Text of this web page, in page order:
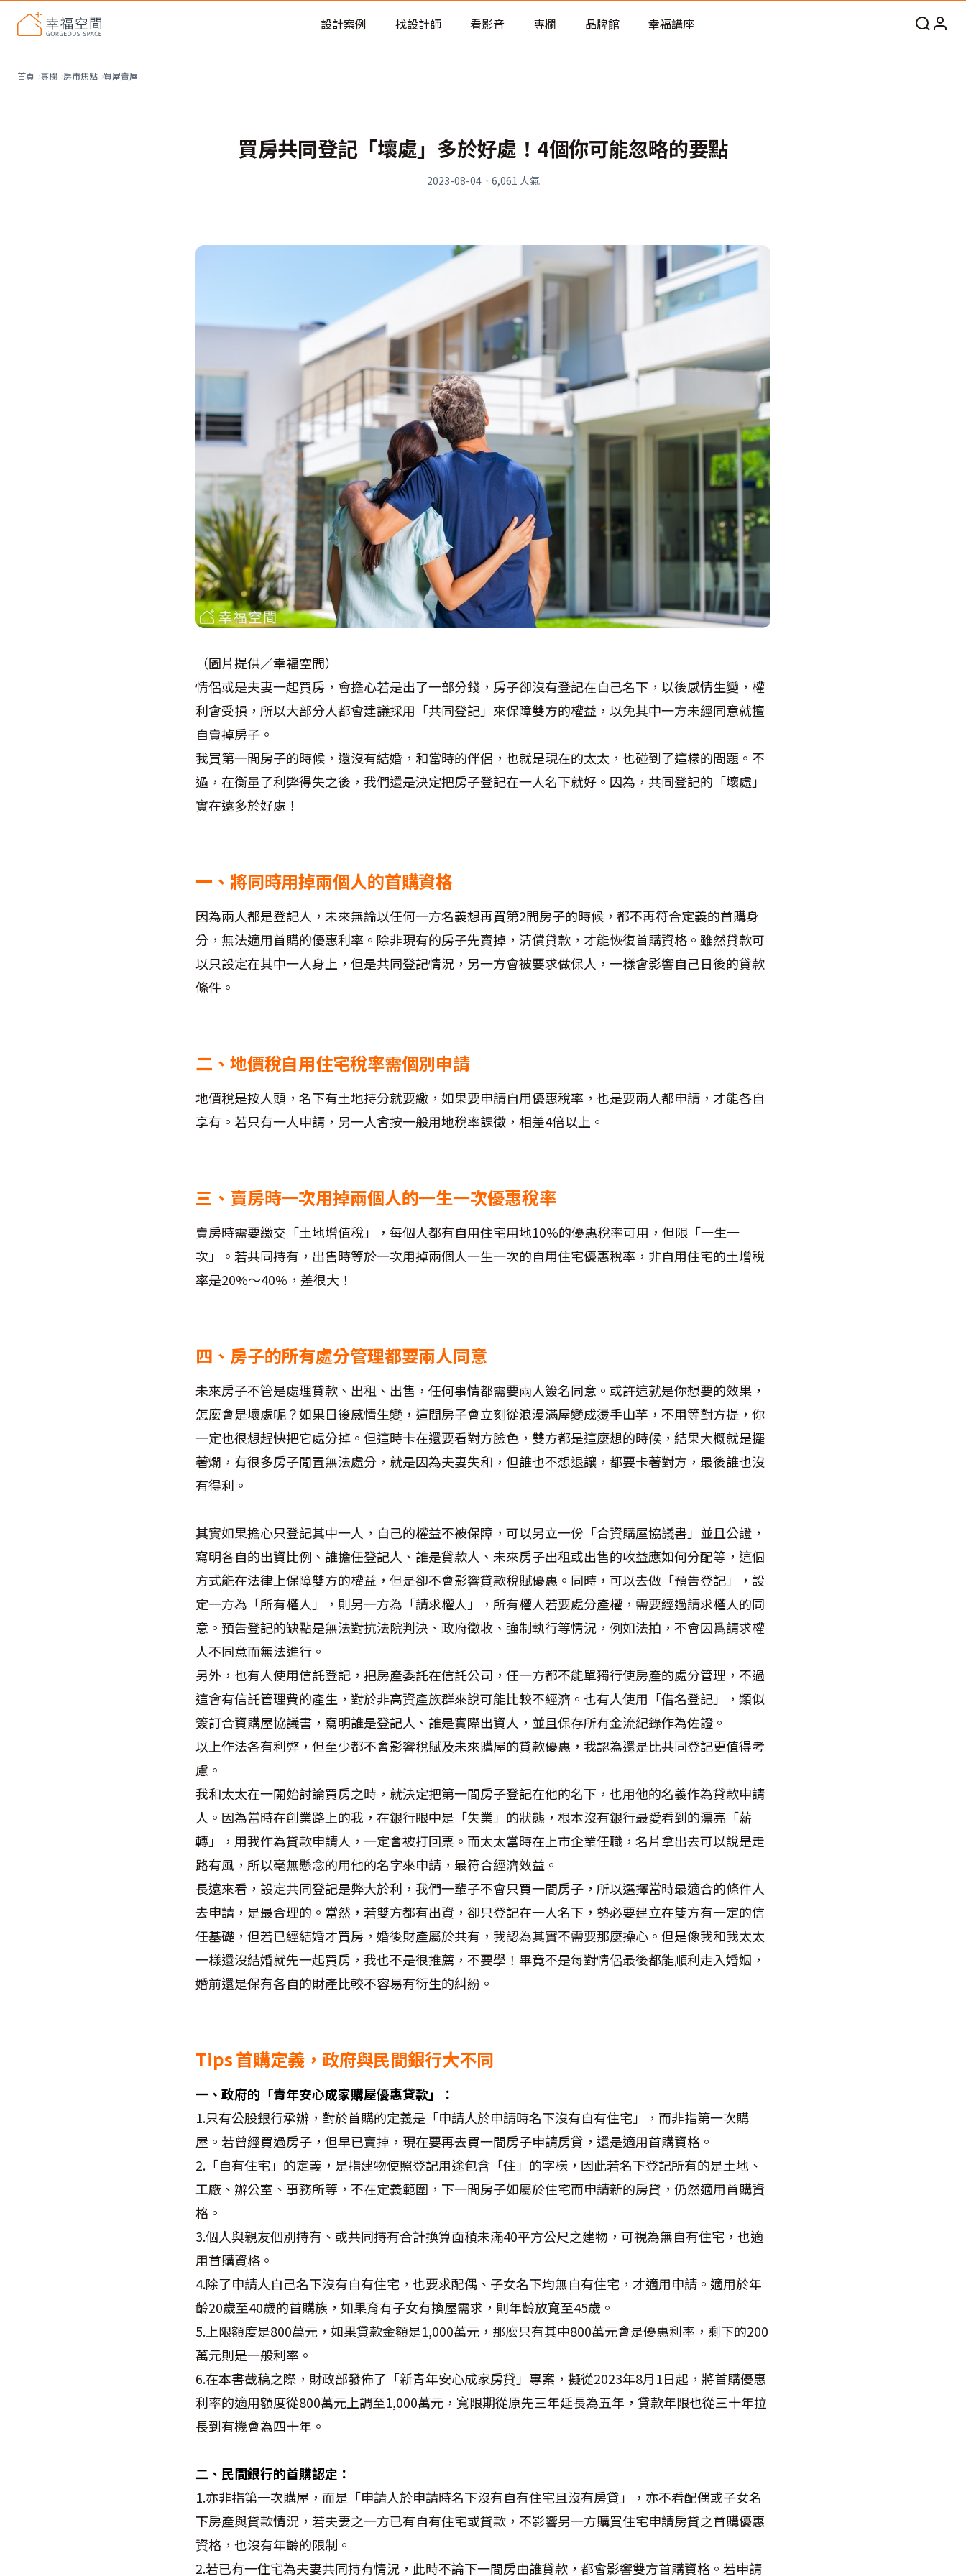
老屋預算分配與高 CP 值煥新術
設計案例 找設計師 看影音 專欄 品牌館 幸福講座
首頁 專欄 房市焦點 買屋賣屋
買房共同登記「壞處」多於好處！4個你可能忽略的要點
2023-08-04· 6,061 人氣
（圖片提供／幸福空間）
情侶或是夫妻一起買房，會擔心若是出了一部分錢，房子卻沒有登記在自己名下，以後感情生變，權
利會受損，所以大部分人都會建議採用「共同登記」來保障雙方的權益，以免其中一方未經同意就擅
自賣掉房子。
我買第一間房子的時候，還沒有結婚，和當時的伴侶，也就是現在的太太，也碰到了這樣的問題。不
過，在衡量了利弊得失之後，我們還是決定把房子登記在一人名下就好。因為，共同登記的「壞處」
實在遠多於好處！
一、將同時用掉兩個人的首購資格
因為兩人都是登記人，未來無論以任何一方名義想再買第2間房子的時候，都不再符合定義的首購身
分，無法適用首購的優惠利率。除非現有的房子先賣掉，清償貸款，才能恢復首購資格。雖然貸款可
以只設定在其中一人身上，但是共同登記情況，另一方會被要求做保人，一樣會影響自己日後的貸款
條件。
二、地價稅自用住宅稅率需個別申請
地價稅是按人頭，名下有土地持分就要繳，如果要申請自用優惠稅率，也是要兩人都申請，才能各自
享有。若只有一人申請，另一人會按一般用地稅率課徵，相差4倍以上。
三、賣房時一次用掉兩個人的一生一次優惠稅率
賣房時需要繳交「土地增值稅」，每個人都有自用住宅用地10%的優惠稅率可用，但限「一生一
次」。若共同持有，出售時等於一次用掉兩個人一生一次的自用住宅優惠稅率，非自用住宅的土增稅
率是20%～40%，差很大！
四、房子的所有處分管理都要兩人同意
未來房子不管是處理貸款、出租、出售，任何事情都需要兩人簽名同意。或許這就是你想要的效果，
怎麼會是壞處呢？如果日後感情生變，這間房子會立刻從浪漫滿屋變成燙手山芋，不用等對方提，你
一定也很想趕快把它處分掉。但這時卡在還要看對方臉色，雙方都是這麼想的時候，結果大概就是擺
著爛，有很多房子閒置無法處分，就是因為夫妻失和，但誰也不想退讓，都要卡著對方，最後誰也沒
有得利。
其實如果擔心只登記其中一人，自己的權益不被保障，可以另立一份「合資購屋協議書」並且公證，
寫明各自的出資比例、誰擔任登記人、誰是貸款人、未來房子出租或出售的收益應如何分配等，這個
方式能在法律上保障雙方的權益，但是卻不會影響貸款稅賦優惠。同時，可以去做「預告登記」，設
定一方為「所有權人」，則另一方為「請求權人」，所有權人若要處分產權，需要經過請求權人的同
意。預告登記的缺點是無法對抗法院判決、政府徵收、強制執行等情況，例如法拍，不會因爲請求權
人不同意而無法進行。
另外，也有人使用信託登記，把房產委託在信託公司，任一方都不能單獨行使房產的處分管理，不過
這會有信託管理費的產生，對於非高資產族群來說可能比較不經濟。也有人使用「借名登記」，類似
簽訂合資購屋協議書，寫明誰是登記人、誰是實際出資人，並且保存所有金流紀錄作為佐證。
以上作法各有利弊，但至少都不會影響稅賦及未來購屋的貸款優惠，我認為還是比共同登記更值得考
慮。
我和太太在一開始討論買房之時，就決定把第一間房子登記在他的名下，也用他的名義作為貸款申請
人。因為當時在創業路上的我，在銀行眼中是「失業」的狀態，根本沒有銀行最愛看到的漂亮「薪
轉」，用我作為貸款申請人，一定會被打回票。而太太當時在上市企業任職，名片拿出去可以說是走
路有風，所以毫無懸念的用他的名字來申請，最符合經濟效益。
長遠來看，設定共同登記是弊大於利，我們一輩子不會只買一間房子，所以選擇當時最適合的條件人
去申請，是最合理的。當然，若雙方都有出資，卻只登記在一人名下，勢必要建立在雙方有一定的信
任基礎，但若已經結婚才買房，婚後財產屬於共有，我認為其實不需要那麼操心。但是像我和我太太
一樣還沒結婚就先一起買房，我也不是很推薦，不要學！畢竟不是每對情侶最後都能順利走入婚姻，
婚前還是保有各自的財產比較不容易有衍生的糾紛。
Tips 首購定義，政府與民間銀行大不同
一、政府的「青年安心成家購屋優惠貸款」：
1.只有公股銀行承辦，對於首購的定義是「申請人於申請時名下沒有自有住宅」，而非指第一次購
屋。若曾經買過房子，但早已賣掉，現在要再去買一間房子申請房貸，還是適用首購資格。
2.「自有住宅」的定義，是指建物使照登記用途包含「住」的字樣，因此若名下登記所有的是土地、
工廠、辦公室、事務所等，不在定義範圍，下一間房子如屬於住宅而申請新的房貸，仍然適用首購資
格。
3.個人與親友個別持有、或共同持有合計換算面積未滿40平方公尺之建物，可視為無自有住宅，也適
用首購資格。
4.除了申請人自己名下沒有自有住宅，也要求配偶、子女名下均無自有住宅，才適用申請。適用於年
齡20歲至40歲的首購族，如果育有子女有換屋需求，則年齡放寬至45歲。
5.上限額度是800萬元，如果貸款金額是1,000萬元，那麼只有其中800萬元會是優惠利率，剩下的200
萬元則是一般利率。
6.在本書截稿之際，財政部發佈了「新青年安心成家房貸」專案，擬從2023年8月1日起，將首購優惠
利率的適用額度從800萬元上調至1,000萬元，寬限期從原先三年延長為五年，貸款年限也從三十年拉
長到有機會為四十年。
二、民間銀行的首購認定：
1.亦非指第一次購屋，而是「申請人於申請時名下沒有自有住宅且沒有房貸」，亦不看配偶或子女名
下房產與貸款情況，若夫妻之一方已有自有住宅或貸款，不影響另一方購買住宅申請房貸之首購優惠
資格，也沒有年齡的限制。
2.若已有一住宅為夫妻共同持有情況，此時不論下一間房由誰貸款，都會影響雙方首購資格。若申請